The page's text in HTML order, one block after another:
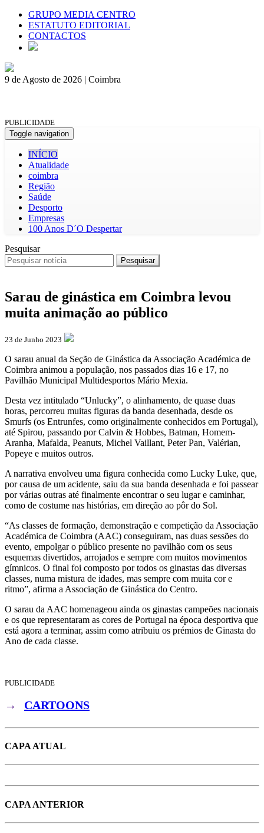
GRUPO MEDIA CENTRO
ESTATUTO EDITORIAL
CONTACTOS
9 de Agosto de 2026 | Coimbra
PUBLICIDADE
Toggle navigation
INÍCIO
Atualidade
coimbra
Região
Saúde
Desporto
Empresas
100 Anos D´O Despertar
Pesquisar
Pesquisar
Sarau de ginástica em Coimbra levou
muita animação ao público
23 de Junho 2023
O sarau anual da Seção de Ginástica da Associação Académica de
Coimbra animou a população, nos passados dias 16 e 17, no
Pavilhão Municipal Multidesportos Mário Mexia.
Desta vez intitulado “Unlucky”, o alinhamento, de quase duas
horas, percorreu muitas figuras da banda desenhada, desde os
Smurfs (os Entrunfes, como originalmente conhecidos em Portugal),
até Spirou, passando por Calvin & Hobbes, Batman, Homem-
Aranha, Mafalda, Peanuts, Michel Vaillant, Peter Pan, Valérian,
Popeye e muitos outros.
A narrativa envolveu uma figura conhecida como Lucky Luke, que,
por causa de um acidente, saiu da sua banda desenhada e foi passear
por várias outras até finalmente encontrar o seu lugar e caminhar,
como de costume nas histórias, em direção ao pôr do Sol.
“As classes de formação, demonstração e competição da Associação
Académica de Coimbra (AAC) conseguiram, nas duas sessões do
evento, empolgar o público presente no pavilhão com os seus
esquemas divertidos, arrojados e sempre com muitos movimentos
gímnicos. O final foi composto por todos os ginastas das diversas
classes, numa mistura de idades, mas sempre com muita cor e
ritmo”, afirma a Associação de Ginástica do Centro.
O sarau da AAC homenageou ainda os ginastas campeões nacionais
e os que representaram as cores de Portugal na época desportiva que
está agora a terminar, assim como atribuiu os prémios de Ginasta do
Ano de cada classe.
PUBLICIDADE
→ CARTOONS
CAPA ATUAL
CAPA ANTERIOR